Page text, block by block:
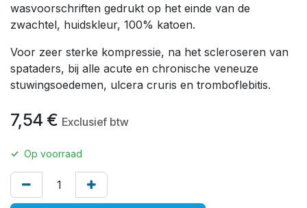
wasvoorschriften gedrukt op het einde van de
zwachtel, huidskleur, 100% katoen.
Voor zeer sterke kompressie, na het scleroseren van
spataders, bij alle acute en chronische veneuze
stuwingsoedemen, ulcera cruris en tromboflebitis.
7,54 € Exclusief btw
✓ Op voorraad